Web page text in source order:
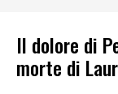
Il dolore di
morte di